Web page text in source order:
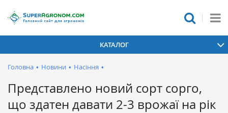
КАТАЛОГ
Головна • Новини • Насіння •
Представлено новий сорт сорго,
що здатен давати 2-3 врожаї на рік